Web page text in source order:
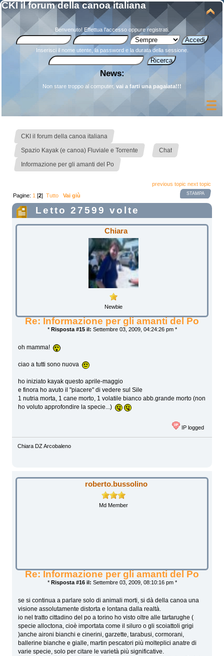
CKI il forum della canoa italiana
Benvenuto! Effettua l'accessooppureregistrati.
Inserisci il nome utente, la password e la durata della sessione.
News:
Non stare troppo al computer, vai a farti una pagaiata!!!
CKI il forum della canoa italiana
Spazio Kayak (e canoa) Fluviale e Torrente Chat
Informazione per gli amanti del Po
previous topic next topic
STAMPA
Pagine: 1 [2]Tutto Vai giù
Letto 27599 volte
Chiara
Newbie
Re: Informazione per gli amanti del Po
* Risposta #15 il: Settembre 03, 2009, 04:24:26 pm *
oh mamma!
ciao a tutti sono nuova
ho iniziato kayak questo aprile-maggio
e finora ho avuto il "piacere" di vedere sul Sile
1 nutria morta, 1 cane morto, 1 volatile bianco abb.grande morto (non
ho voluto approfondire la specie...)
IP logged
Chiara DZ Arcobaleno
roberto.bussolino
Md Member
Re: Informazione per gli amanti del Po
* Risposta #16 il: Settembre 03, 2009, 08:10:16 pm *
se si continua a parlare solo di animali morti, si dà della canoa una
visione assolutamente distorta e lontana dalla realtà.
io nel tratto cittadino del po a torino ho visto oltre alle tartarughe (
specie alloctona, cioè importata come il siluro o gli scoiattoli grigi
)anche aironi bianchi e cinerini, garzette, tarabusi, cormorani,
ballerine bianche e gialle, martin pescatori più molteplici anatre di
varie specie, solo per citare le varietà più significative.